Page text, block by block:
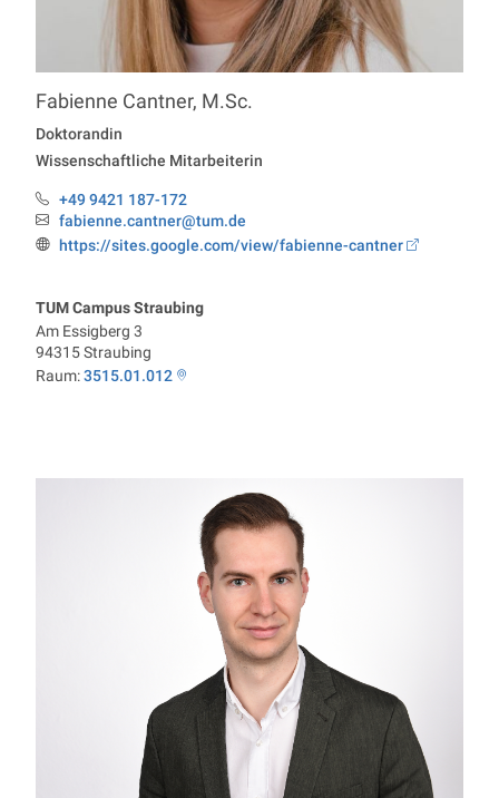
Fabienne Cantner, M.Sc.
Professur Economics
Doktorandin
Wissenschaftliche Mitarbeiterin
Telefon:
+49 9421 187-172
Email:fabienne.cantner@tum.de
Webseite:
https://sites.google.com/view/fabienne-cantner
TUM Campus Straubing
Am Essigberg 3
94315Straubing
Raum:3515.01.012